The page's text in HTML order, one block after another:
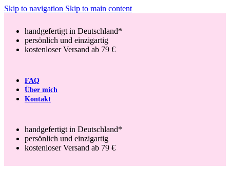
Skip to navigation Skip to main content
handgefertigt in Deutschland*
persönlich und einzigartig
kostenloser Versand ab 79 €
FAQ
Über mich
Kontakt
handgefertigt in Deutschland*
persönlich und einzigartig
kostenloser Versand ab 79 €